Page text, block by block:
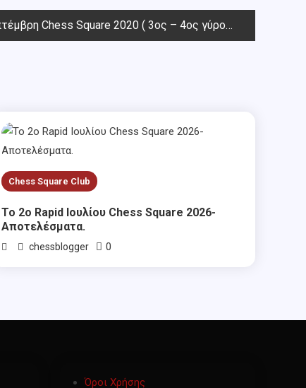
Chess Square 2020 ( 3oς – 4oς γύρος )
Chess Square Club
Το 2ο Rapid Ιουλίου Chess Square 2026-
Αποτελέσματα.
chessblogger 0
Όροι Χρήσης